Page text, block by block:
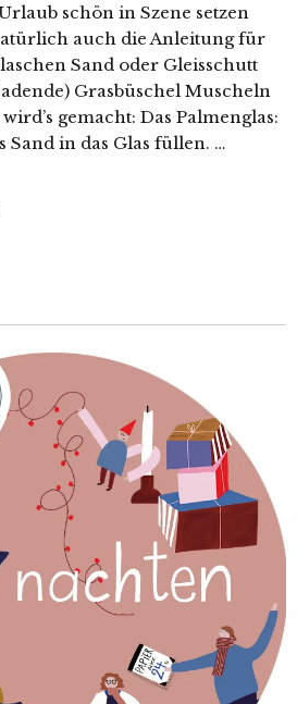
schön in Szene setzen
auch die Anleitung für
Sand oder Gleisschutt
Grasbüschel Muscheln
gemacht: Das Palmenglas:
in das Glas füllen. …